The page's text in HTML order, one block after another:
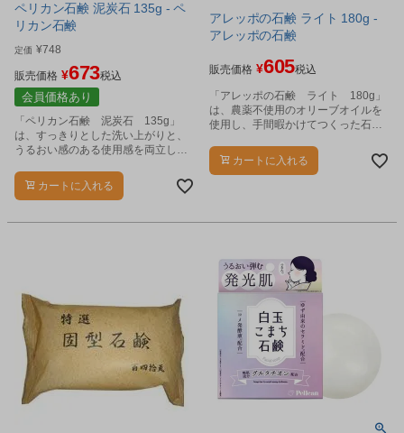
ペリカン石鹸 泥炭石 135g - ペ
リカン石鹸
定価 ¥748
販売価格 ¥673税込
会員価格あり
「ペリカン石鹸 泥炭石 135g」
は、すっきりとした洗い上がりと、
うるおい感のある使用感を両立した
カートに入れる
アレッポの石鹸 ライト 180g -
アレッポの石鹸
販売価格 ¥605税込
「アレッポの石鹸 ライト 180g」
は、農薬不使用のオリーブオイルを
使用し、手間暇かけてつくった石け
カートに入れる